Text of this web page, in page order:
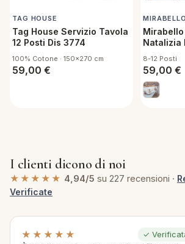
TAG HOUSE
Tag House Servizio Tavola
12 Posti Dis 3774
100% Cotone · 150x270 cm
59,00 €
MIRABELLO
Natalizia
Tavola
8-12 Posti
59,00 €
I clienti dicono di noi
★★★★★ 4,94/5 su 227 recensioni ·
Verificate
★★★★★ ✓